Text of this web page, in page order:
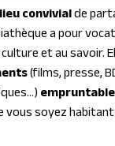
lieu convivialde
a pour
et au savoir.
(films, presse,
vous soyez